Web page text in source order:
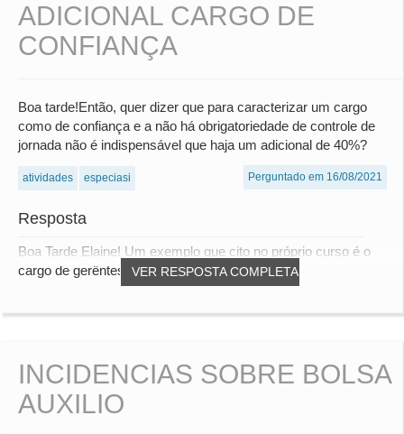
ADICIONAL CARGO DE
CONFIANÇA
Boa tarde!Então, quer dizer que para caracterizar um cargo
como de confiança e a não há obrigatoriedade de controle de
jornada não é indispensável que haja um adicional de 40%?
atividades especiasi Perguntado em 16/08/2021
Resposta
VER RESPOSTA COMPLETA
Boa Tarde Elaine! Um exemplo que cito no próprio curso é o
cargo de gerêntes. Esses geralmente possu...
INCIDENCIAS SOBRE BOLSA
AUXILIO